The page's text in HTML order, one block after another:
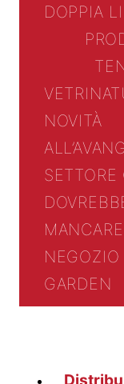
DOPPIA
VETRINA
NOVITÀ
GARDEN